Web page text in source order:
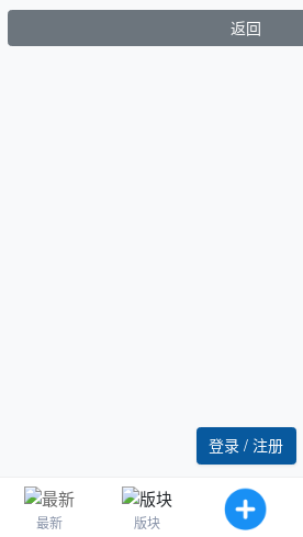
最新 版块
登录 / 注册
返回